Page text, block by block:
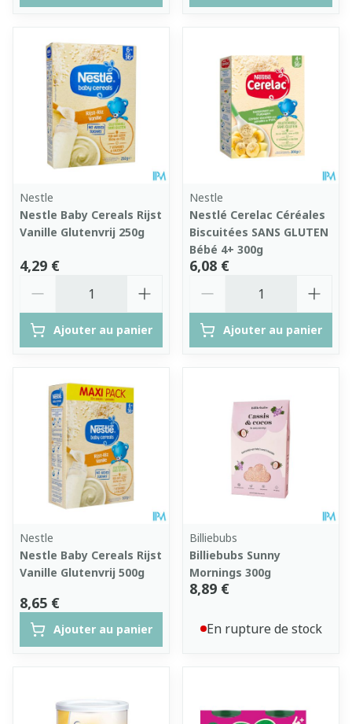
Nestle
Nestle Baby Cereals Rijst
Vanille Glutenvrij 250g
4,29 €
Ajouter au panier
Nestle
Nestlé Cerelac Céréales
Biscuitées SANS GLUTEN
Bébé 4+ 300g
6,08 €
Ajouter au panier
Nestle
Nestle Baby Cereals Rijst
Vanille Glutenvrij 500g
8,65 €
Ajouter au panier
Billiebubs
Billiebubs Sunny
Mornings 300g
8,89 €
En rupture de stock